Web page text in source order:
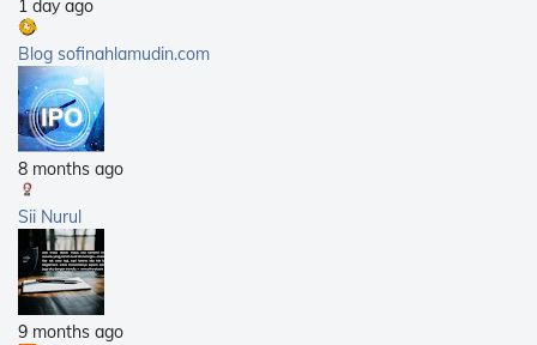
2009
2008
2007
1 day ago
Blog sofinahlamudin.com
8 months ago
Sii Nurul
9 months ago